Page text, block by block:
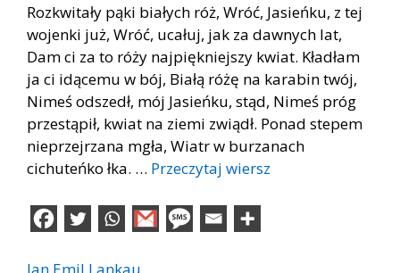
Rozkwitały pąki białych róż, Wróć, Jasieńku, z tej
wojenki już, Wróć, ucałuj, jak za dawnych lat,
Dam ci za to róży najpiękniejszy kwiat. Kładłam
ja ci idącemu w bój, Białą różę na karabin twój,
Nimeś odszedł, mój Jasieńku, stąd, Nimeś próg
przestąpił, kwiat na ziemi zwiądł. Ponad stepem
nieprzejrzana mgła, Wiatr w burzanach
cichuteńko łka. … Przeczytaj wiersz